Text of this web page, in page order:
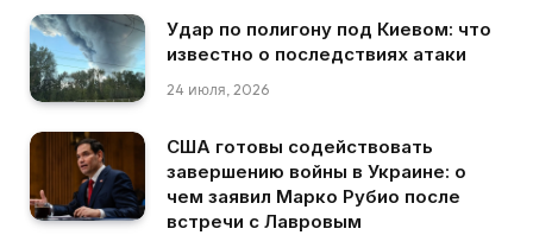
Удар по полигону под Киевом: что
известно о последствиях атаки
24 июля, 2026
США готовы содействовать
завершению войны в Украине: о
чем заявил Марко Рубио после
встречи с Лавровым